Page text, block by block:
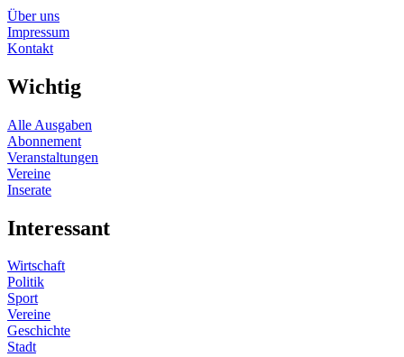
Über uns
Impressum
Kontakt
Wichtig
Alle Ausgaben
Abonnement
Veranstaltungen
Vereine
Inserate
Interessant
Wirtschaft
Politik
Sport
Vereine
Geschichte
Stadt